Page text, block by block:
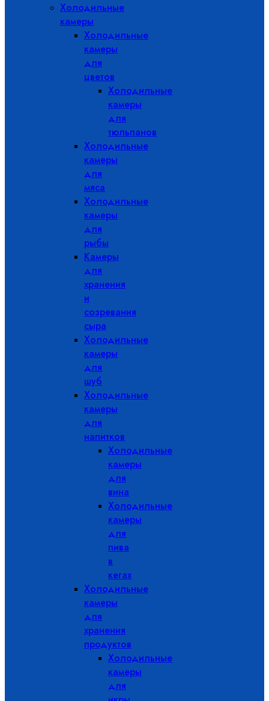
Холодильные
камеры
Холодильные
камеры
для
цветов
Холодильные
камеры
для
тюльпанов
Холодильные
камеры
для
мяса
Холодильные
камеры
для
рыбы
Камеры
для
хранения
и
созревания
сыра
Холодильные
камеры
для
шуб
Холодильные
камеры
для
напитков
Холодильные
камеры
для
вина
Холодильные
камеры
для
пива
в
кегах
Холодильные
камеры
для
хранения
продуктов
Холодильные
камеры
для